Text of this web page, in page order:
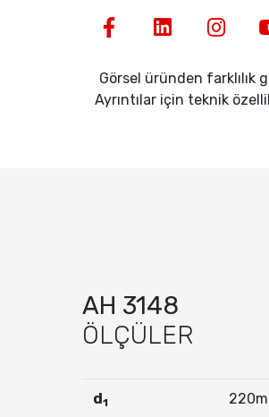
Görsel üründen farklılık
Ayrıntılar için teknik
AH 3148
ÖLÇÜLER
d1